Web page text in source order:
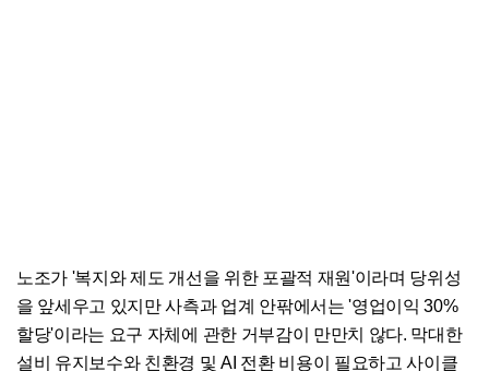
노조가 '복지와 제도 개선을 위한 포괄적 재원'이라며 당위성
을 앞세우고 있지만 사측과 업계 안팎에서는 '영업이익 30%
할당'이라는 요구 자체에 관한 거부감이 만만치 않다. 막대한
설비 유지보수와 친환경 및 AI 전환 비용이 필요하고 사이클